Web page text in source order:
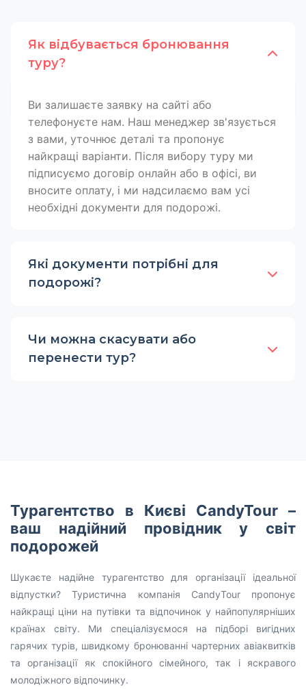
Як відбувається бронювання
туру?
Ви залишаєте заявку на сайті або
телефонуєте нам. Наш менеджер зв'язується
з вами, уточнює деталі та пропонує
найкращі варіанти. Після вибору туру ми
підписуємо договір онлайн або в офісі, ви
вносите оплату, і ми надсилаємо вам усі
необхідні документи для подорожі.
Які документи потрібні для
подорожі?
Чи можна скасувати або
перенести тур?
Турагентство в Києві CandyTour –
ваш надійний провідник у світ
подорожей
Шукаєте надійне турагентство для організації ідеальної
відпустки? Туристична компанія CandyTour пропонує
найкращі ціни на путівки та відпочинок у найпопулярніших
країнах світу. Ми спеціалізуємося на підборі вигідних
гарячих турів, швидкому бронюванні чартерних авіаквитків
та організації як спокійного сімейного, так і яскравого
молодіжного відпочинку.